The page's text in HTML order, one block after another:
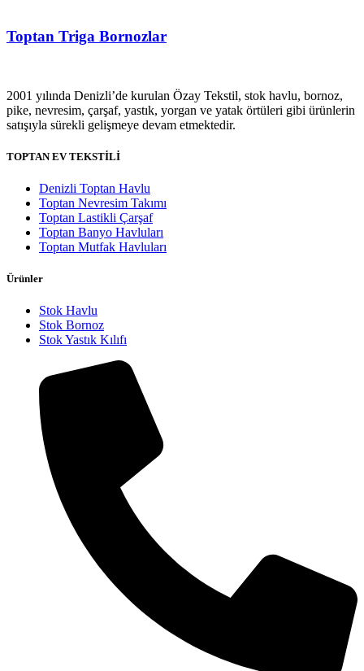
Toptan Triga Bornozlar
2001 yılında Denizli’de kurulan Özay Tekstil, stok havlu, bornoz,
pike, nevresim, çarşaf, yastık, yorgan ve yatak örtüleri gibi ürünlerin
satışıyla sürekli gelişmeye devam etmektedir.
TOPTAN EV TEKSTİLİ
Denizli Toptan Havlu
Toptan Nevresim Takımı
Toptan Lastikli Çarşaf
Toptan Banyo Havluları
Toptan Mutfak Havluları
Ürünler
Stok Havlu
Stok Bornoz
Stok Yastık Kılıfı